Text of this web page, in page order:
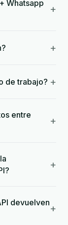
Whatsapp
+
+
de trabajo? +
entre
+
+
devuelven+